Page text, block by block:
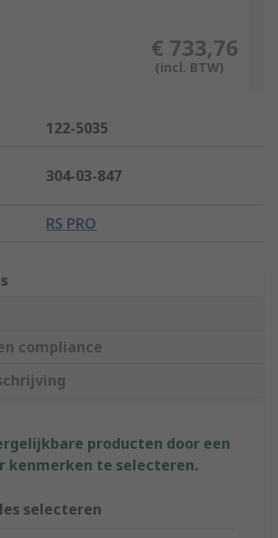
€ 733,76
(incl. BTW)
122-5035
304-03-847
RS PRO
compliance
producten door een
kenmerken te selecteren.
selecteren